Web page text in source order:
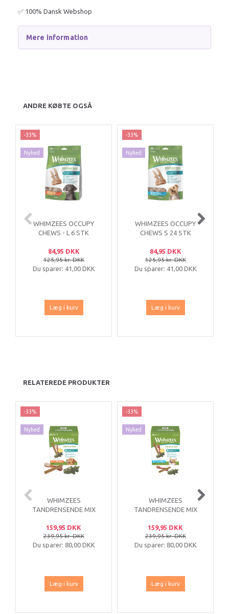
✅ 100% Dansk Webshop
Mere information
ANDRE KØBTE OGSÅ
-33%
Nyhed
WHIMZEES OCCUPY
CHEWS - L 6 STK
84,95 DKK
125,95 kr. DKK
Du sparer: 41,00 DKK
Læg i kurv
-33%
Nyhed
WHIMZEES OCCUPY
CHEWS S 24 STK
84,95 DKK
125,95 kr. DKK
Du sparer: 41,00 DKK
Læg i kurv
RELATEREDE PRODUKTER
-33%
Nyhed
WHIMZEES
TANDRENSENDE MIX
159,95 DKK
239,95 kr. DKK
Du sparer: 80,00 DKK
Læg i kurv
-33%
Nyhed
WHIMZEES
TANDRENSENDE MIX
STK
159,95 DKK
239,95 kr. DKK
Du sparer: 80,00 DKK
Læg i kurv